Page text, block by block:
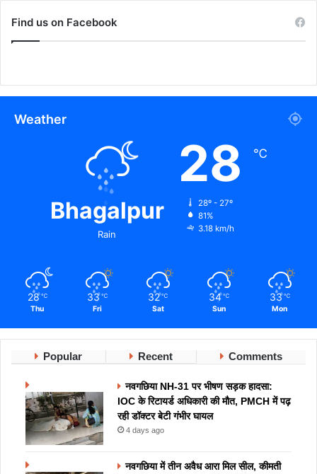
Find us on Facebook
Weather
Bhagalpur
Rain
28 ℃
28º - 27º
81%
3.18 km/h
28 ℃
Thu
33 ℃
Fri
32 ℃
Sat
34 ℃
Sun
33 ℃
Mon
Popular Recent Comments
नवगछिया NH-31 पर भीषण सड़क हादसा:
IOC के रिटायर्ड अधिकारी की मौत, PMCH में पढ़
रही डॉक्टर बेटी गंभीर घायल
4 days ago
नवगछिया में तीन अवैध आरा मिल सील, कीमती